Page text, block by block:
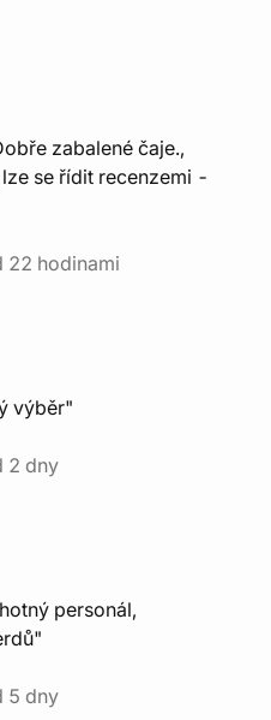
zabalené čaje.,
se řídit recenzemi -
22 hodinami
výběr"
2 dny
personál,
5 dny